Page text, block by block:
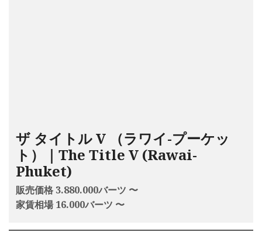
ザ タイトル V （ラワイ-プーケッ
ト）｜The Title V (Rawai-
Phuket)
販売価格 3.880.000バーツ 〜
家賃相場 16.000バーツ 〜